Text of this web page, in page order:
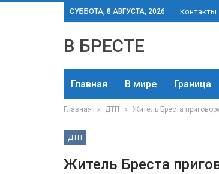
СУББОТА, 8 АВГУСТА, 2026 Контакты
В БРЕСТЕ
Главная В мире Граница
Главная ДТП Житель Бреста
ДТП
Житель Бреста